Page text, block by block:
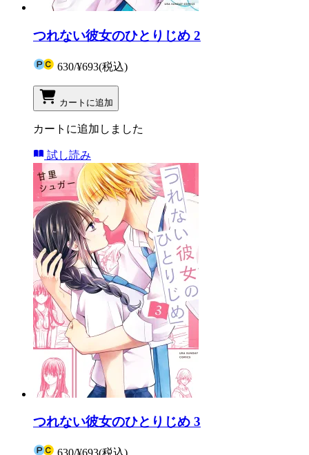
つれない彼女のひとりじめ 2
630/¥693(税込)
カートに追加
カートに追加しました
試し読み
つれない彼女のひとりじめ 3
630/¥693(税込)